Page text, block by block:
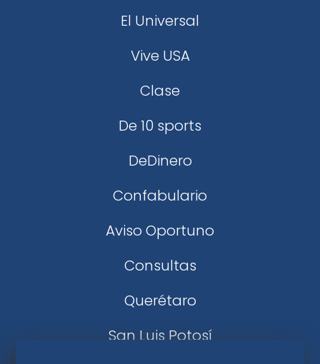
El Universal
Vive USA
Clase
De 10 sports
DeDinero
Confabulario
Aviso Oportuno
Consultas
Querétaro
San Luis Potosí